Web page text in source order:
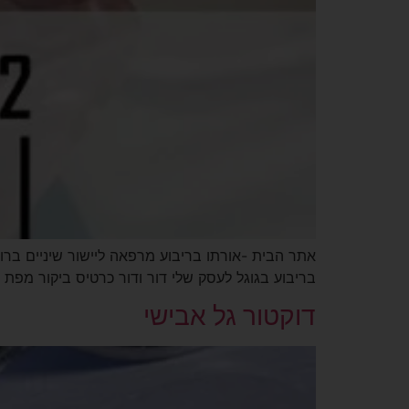
בריבוע בגוגל לעסק שלי דור ודור כרטיס ביקור
דוקטור גל אבישי